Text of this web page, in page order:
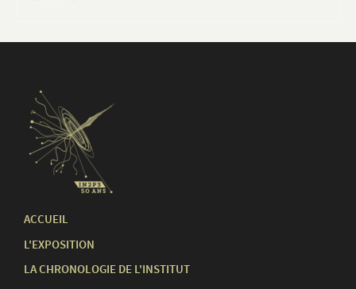
ACCUEIL
L'EXPOSITION
LA CHRONOLOGIE DE L'INSTITUT